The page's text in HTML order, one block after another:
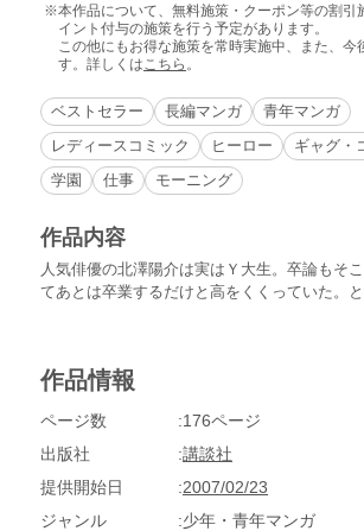
本作品について、無料施策・クーポン等の割引
イント付与の施策を行う予定があります。
この他にもお得な施策を常時実施中、また、今
す。詳しくは こちら 。
ベストセラー 長編マンガ
青年マンガ
レディースコミック
ヒーロー
ギャグ・
学園
仕事 モーニング
作品内容
人気俳優の北澤陽介は実はＹ大生。卒論もそ
てあとは卒業するだけと高をくくっていた。
いうものを誤解している」と告げられた北澤
Ｙ大経済学部教授柳沢良則の克明で愉快な記録
作品情報
ページ数
176ページ
出版社
講談社
提供開始日
2007/02/23
ジャンル
少年・青年マンガ